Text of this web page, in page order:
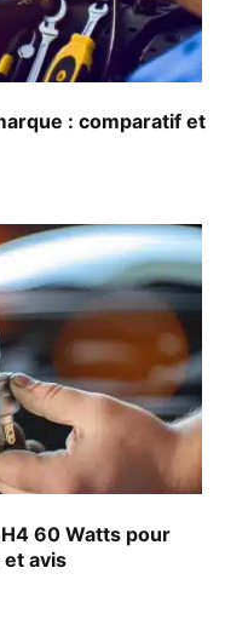
: comparatif et
H4 60 Watts pour
avis